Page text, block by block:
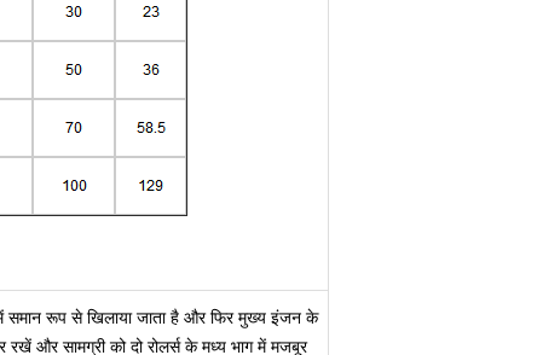
में समान रूप से खिलाया जाता है और फिर मुख्य इंजन के
रखें और सामग्री को दो रोलर्स के मध्य भाग में मजबूर